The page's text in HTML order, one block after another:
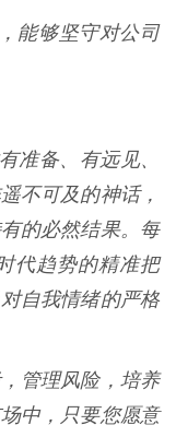
能够坚守对公司
准备、有远见、
不可及的神话，
的必然结果。每
代趋势的精准把
自我情绪的严格
管理风险，培养
中，只要您愿意